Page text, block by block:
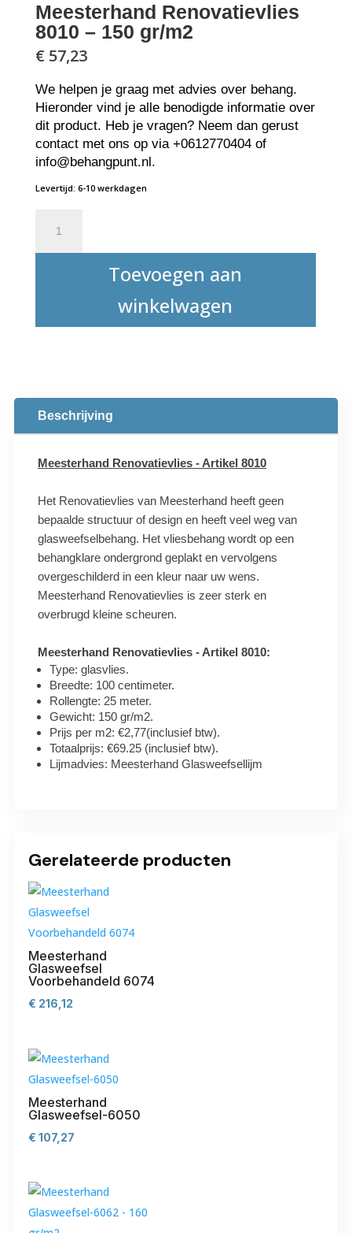
Meesterhand Renovatievlies
8010 – 150 gr/m2
€57,23
We helpen je graag met advies over behang.
Hieronder vind je alle benodigde informatie over
dit product. Heb je vragen? Neem dan gerust
contact met ons op via +0612770404 of
info@behangpunt.nl.
Levertijd: 6-10 werkdagen
Renovatievlies
8010
aantal
Toevoegen aan
winkelwagen
Beschrijving
Meesterhand Renovatievlies - Artikel 8010
Het Renovatievlies van Meesterhand heeft geen
bepaalde structuur of design en heeft veel weg van
glasweefselbehang. Het vliesbehang wordt op een
behangklare ondergrond geplakt en vervolgens
overgeschilderd in een kleur naar uw wens.
Meesterhand Renovatievlies is zeer sterk en
overbrugd kleine scheuren.
Meesterhand Renovatievlies - Artikel 8010:
Type: glasvlies.
Breedte: 100 centimeter.
Rollengte: 25 meter.
Gewicht: 150 gr/m2.
Prijs per m2: €2,77(inclusief btw).
Totaalprijs: €69.25 (inclusief btw).
Lijmadvies: Meesterhand Glasweefsellijm
Gerelateerde producten
Meesterhand
Glasweefsel
Voorbehandeld 6074
€ 216,12
Meesterhand
Glasweefsel-6050
€ 107,27